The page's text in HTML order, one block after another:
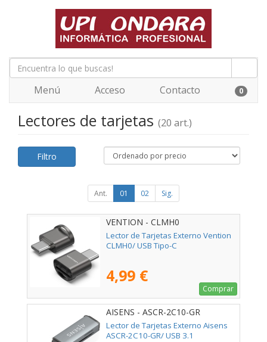
Menú Acceso Contacto 0
Lectores de tarjetas (20 art.)
Filtro
Ant. 01 02 Sig.
VENTION - CLMH0
Lector de Tarjetas Externo Vention
CLMH0/ USB Tipo-C
4,99 €
Comprar
AISENS - ASCR-2C10-GR
Lector de Tarjetas Externo Aisens
ASCR-2C10-GR/ USB 3.1